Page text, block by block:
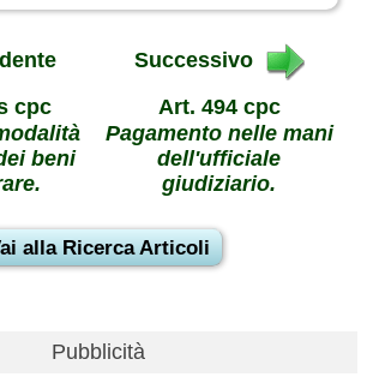
cpc
beni
Successivo
Art. 494 cpc
Pagamento nelle mani
dell'ufficiale
giudiziario.
alla Ricerca Articoli
Pubblicità